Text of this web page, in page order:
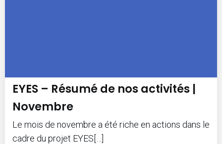
EYES – Résumé de nos activités |
Novembre
Le mois de novembre a été riche en actions dans le
cadre du projet EYES[…]